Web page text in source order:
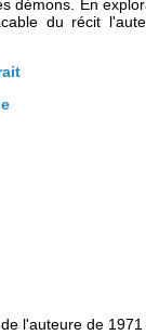
démons.
En
du récit
l'auteure de